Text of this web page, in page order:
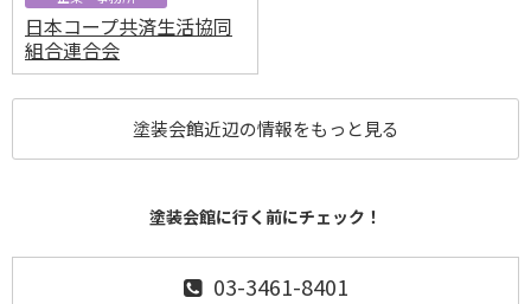
日本コープ共済生活協同
組合連合会
塗装会館近辺の情報をもっと見る
塗装会館に行く前にチェック！
03-3461-8401